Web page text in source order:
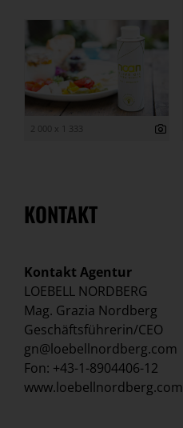
2 000 x 1 333
KONTAKT
Kontakt Agentur
LOEBELL NORDBERG
Mag. Grazia Nordberg
Geschäftsführerin/CEO
gn@loebellnordberg.com
Fon: +43-1-8904406-12
www.loebellnordberg.com